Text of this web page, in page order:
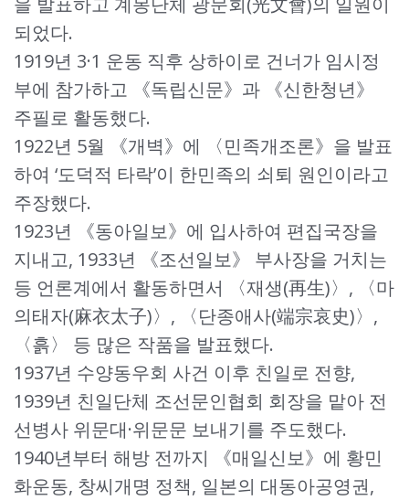
되었다.
1919년 3·1 운동 직후 상하이로 건너가 임시정
부에 참가하고 《독립신문》과 《신한청년》
주필로 활동했다.
1922년 5월 《개벽》에 〈민족개조론》을 발표
하여 ‘도덕적 타락’이 한민족의 쇠퇴 원인이라고
주장했다.
1923년 《동아일보》에 입사하여 편집국장을
지내고, 1933년 《조선일보》 부사장을 거치는
등 언론계에서 활동하면서 〈재생(再生)〉, 〈마
의태자(麻衣太子)〉, 〈단종애사(端宗哀史)〉,
〈흙〉 등 많은 작품을 발표했다.
1937년 수양동우회 사건 이후 친일로 전향,
1939년 친일단체 조선문인협회 회장을 맡아 전
선병사 위문대·위문문 보내기를 주도했다.
1940년부터 해방 전까지 《매일신보》에 황민
화운동, 창씨개명 정책, 일본의 대동아공영권,